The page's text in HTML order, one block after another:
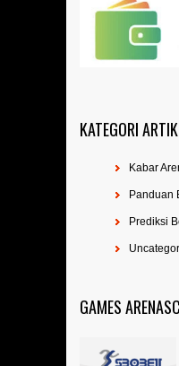
KATEGORI
Kabar
Panduan
Prediksi
GAMES